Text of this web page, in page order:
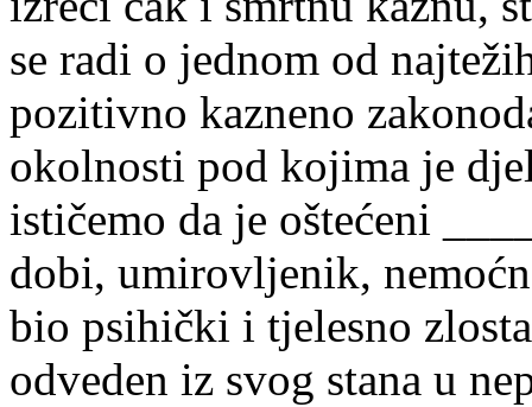
se radi o jednom od
pozitivno kazneno
okolnosti pod kojima je
ističemo da je oštećeni
dobi, umirovljenik,
bio psihički i tjelesno
odveden iz svog stana u